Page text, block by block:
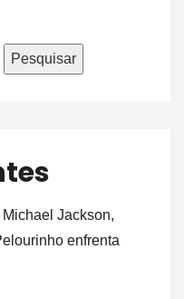
Pesquisar
Jackson,
enfrenta